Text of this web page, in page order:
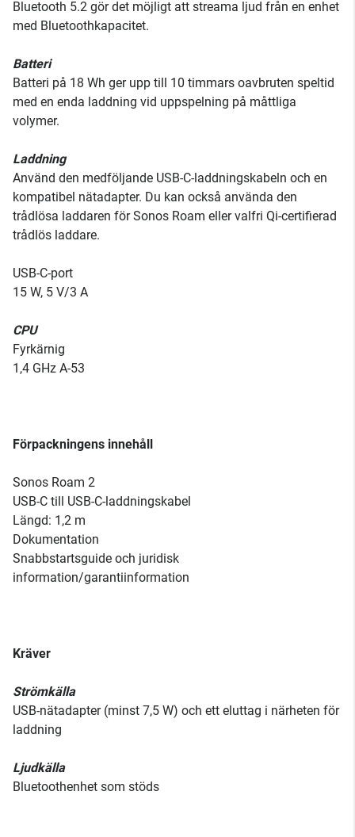
Bluetooth 5.2 gör det möjligt att streama ljud från en enhet
med Bluetoothkapacitet.
Batteri
Batteri på 18 Wh ger upp till 10 timmars oavbruten speltid
med en enda laddning vid uppspelning på måttliga
volymer.
Laddning
Använd den medföljande USB-C-laddningskabeln och en
kompatibel nätadapter. Du kan också använda den
trådlösa laddaren för Sonos Roam eller valfri Qi-certifierad
trådlös laddare.
USB-C-port
15 W, 5 V/3 A
CPU
Fyrkärnig
1,4 GHz A-53
Förpackningens innehåll
Sonos Roam 2
USB-C till USB-C-laddningskabel
Längd: 1,2 m
Dokumentation
Snabbstartsguide och juridisk
information/garantiinformation
Kräver
Strömkälla
USB-nätadapter (minst 7,5 W) och ett eluttag i närheten för
laddning
Ljudkälla
Bluetoothenhet som stöds